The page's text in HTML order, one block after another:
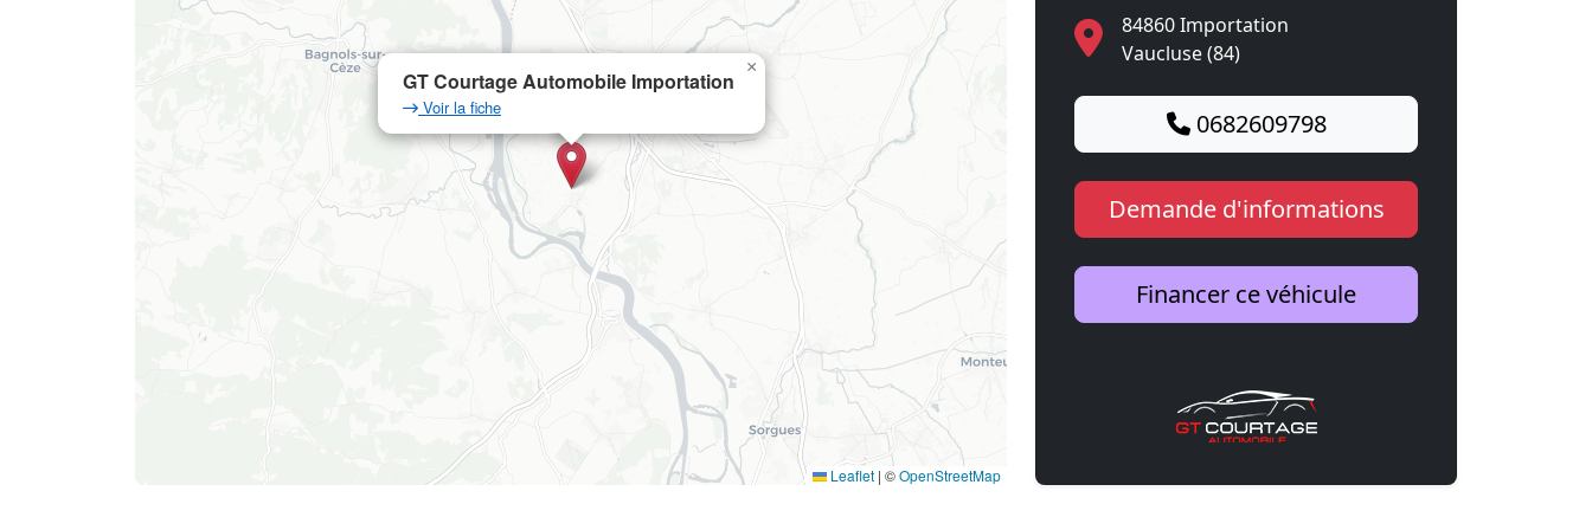
GT Courtage Automobile Importation
Voir la fiche
×
Leaflet | ©OpenStreetMap
84860 Importation
Vaucluse (84)
0682609798
Demande d'informations
Financer ce véhicule